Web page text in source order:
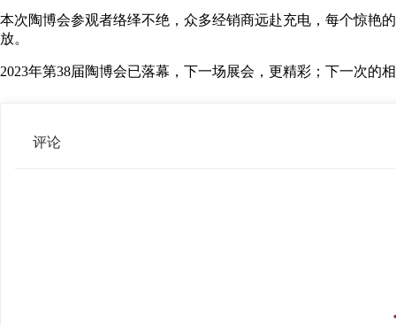
本次陶博会参观者络绎不绝，众多经销商远赴充电，每个惊艳
放。
2023年第38届陶博会已落幕，下一场展会，更精彩；下一次的
评论